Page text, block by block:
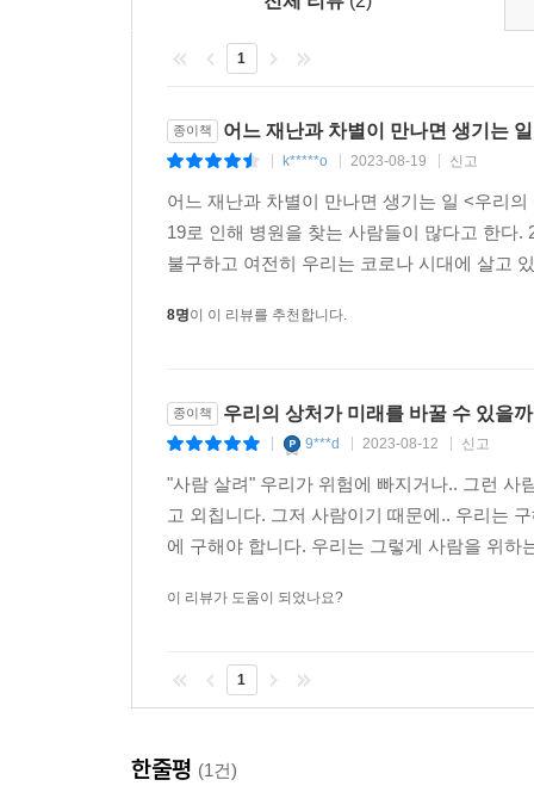
이들은 사회적 고립과 경제위기 등, 팬데믹
의사결정과정에서 권력을 가지고 있지 못했기에
여성, 아동, 장애인, 비정규직, 이주민….
취약계층의 교차점으로 재난은 찾아든다
동안 감내해야 했던 고통을 들여다본다. 이 책의
이는 이 책을 쓰기 위한 작업이 ‘각자가 각자의
"두 가지 이유 때문이었다. 하나는 교차성이었
노동자였으며, 또 어떤 이는 장애를 가진 이주
사회를 살아낸 이들이었다. 팬데믹 시기 이주
연구자가 각자 공부하고 활동하면서 구축한
믿었다."
완성해 나갔다. 이 과정을 통해, 애초에 의도했던
연구한다고 하지만, 서로의 앎과 고민은 너무
장애인 연구자는 보호시설을 연구하면서 시설의
1
종이책 어느 재난과 차별이 만나면 생기는
k*****o 2023-08-19 신고
어느 재난과 차별이 만나면 생기는 일 <우리
19로 인해 병원을 찾는 사람들이 많다고 한다
불구하고 여전히 우리는 코로나 시대에 살고
8명이 이 리뷰를 추천합니다.
종이책 우리의 상처가 미래를 바꿀 수 있을까
9***d 2023-08-12 신고
"사람 살려" 우리가 위험에 빠지거나.. 그런 사
고 외칩니다. 그저 사람이기 때문에.. 우리는
에 구해야 합니다. 우리는 그렇게 사람을 위
이 리뷰가 도움이 되었나요?
1
한줄평 (1건)